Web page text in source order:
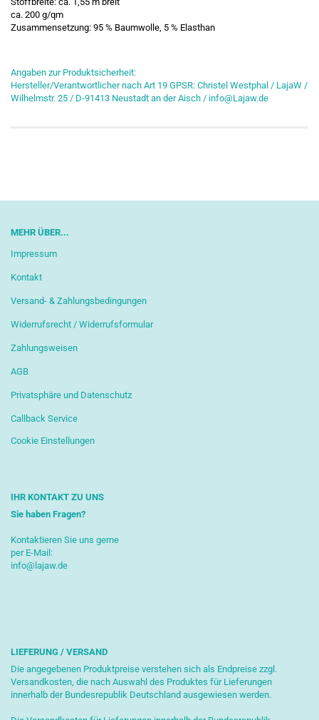
ca. 200 g/qm
Zusammensetzung: 95 % Baumwolle, 5 % Elasthan
Angaben zur Produktsicherheit:
Hersteller/Verantwortlicher nach Art 19 GPSR: Christel Westphal / LajaW /
Wilhelmstr. 25 / D-91413 Neustadt an der Aisch / info@Lajaw.de
MEHR ÜBER...
Impressum
Kontakt
Versand- & Zahlungsbedingungen
Widerrufsrecht / Widerrufsformular
Zahlungsweisen
AGB
Privatsphäre und Datenschutz
Callback Service
Cookie Einstellungen
IHR KONTAKT ZU UNS
Sie haben Fragen?
Kontaktieren Sie uns gerne
per E-Mail:
info@lajaw.de
LIEFERUNG / VERSAND
Die angegebenen Produktpreise verstehen sich als Endpreise zzgl.
Versandkosten, die nach Auswahl des Produktes für Lieferungen
innerhalb der Bundesrepublik Deutschland ausgewiesen werden.